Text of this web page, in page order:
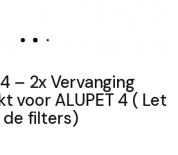
– 2x Vervanging
voor ALUPET 4 ( Let
de filters)